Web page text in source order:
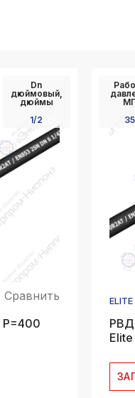
Dn
дюймовый,
дюймы
1/2
Сравнить
P=400
РВД